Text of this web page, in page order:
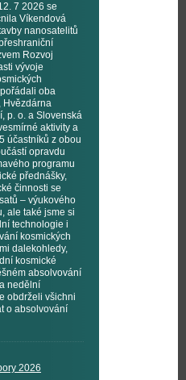
7 2026 se
Víkendová
nanosatelitů
Rozvoj
vývoje
oba
Hvězdárna
p. o. a Slovenská
aktivity a
účastníků z obou
opravdu
programu
přednášky,
činnosti se
– výukového
ale také jsme si
technologie i
kosmických
dalekohledy,
kosmické
absolvování
nedělní
obdrželi všichni
o absolvování
2026